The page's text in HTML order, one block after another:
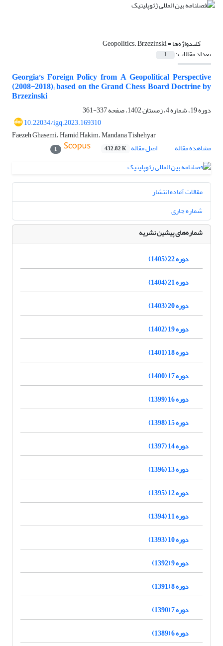
کلیدواژه‌ها =Geopolitics. Brzezinski
تعداد مقالات: 1
Georgia’s Foreign Policy from A Geopolitical Perspective
(2008-2018); based on the Grand Chess Board Doctrine by
Brzezinski
دوره 19، شماره 4، زمستان 1402، صفحه
337-361
10.22034/igq.2023.169310
Faezeh Ghasemi، Hamid Hakim، Mandana Tishehyar
مشاهده مقاله
اصل مقاله 432.82 K
1
مقالات آماده انتشار
شماره جاری
شماره‌های پیشین نشریه
دوره 22 (1405)
دوره 21 (1404)
دوره 20 (1403)
دوره 19 (1402)
دوره 18 (1401)
دوره 17 (1400)
دوره 16 (1399)
دوره 15 (1398)
دوره 14 (1397)
دوره 13 (1396)
دوره 12 (1395)
دوره 11 (1394)
دوره 10 (1393)
دوره 9 (1392)
دوره 8 (1391)
دوره 7 (1390)
دوره 6 (1389)